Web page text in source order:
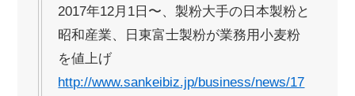
2017年12月1日〜、製粉大手の日本製粉と
昭和産業、日東富士製粉が業務用小麦粉
を値上げ
http://www.sankeibiz.jp/business/news/17